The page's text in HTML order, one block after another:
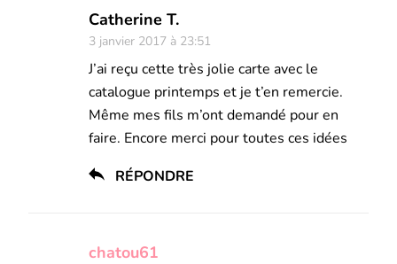
Catherine T.
3 janvier 2017 à 23:51
J’ai reçu cette très jolie carte avec le
catalogue printemps et je t’en remercie.
Même mes fils m’ont demandé pour en
faire. Encore merci pour toutes ces idées
RÉPONDRE
chatou61